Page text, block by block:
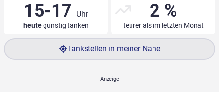
15-17 Uhr
heutegünstig tanken
2 %
teurer als im letzten Monat
Tankstellen in meiner Nähe